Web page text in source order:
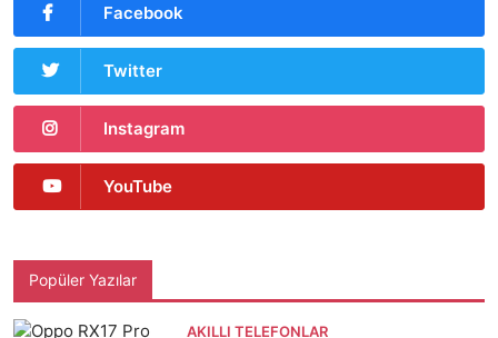
Facebook
Twitter
Instagram
YouTube
Popüler Yazılar
AKILLI TELEFONLAR